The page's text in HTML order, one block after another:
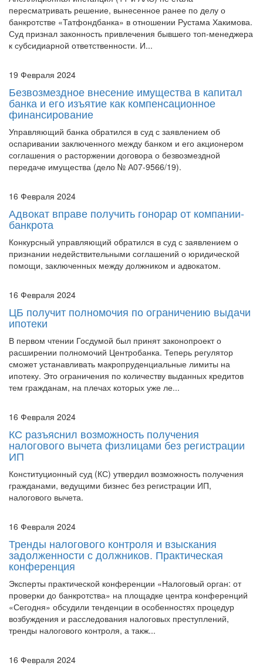
пересматривать решение, вынесенное ранее по делу о
банкротстве «Татфондбанка» в отношении Рустама Хакимова.
Суд признал законность привлечения бывшего топ-менеджера
к субсидиарной ответственности. И...
19 Февраля 2024
Безвозмездное внесение имущества в капитал
банка и его изъятие как компенсационное
финансирование
Управляющий банка обратился в суд с заявлением об
оспаривании заключенного между банком и его акционером
соглашения о расторжении договора о безвозмездной
передаче имущества (дело № А07-9566/19).
16 Февраля 2024
Адвокат вправе получить гонорар от компании-
банкрота
Конкурсный управляющий обратился в суд с заявлением о
признании недействительными соглашений о юридической
помощи, заключенных между должником и адвокатом.
16 Февраля 2024
ЦБ получит полномочия по ограничению выдачи
ипотеки
В первом чтении Госдумой был принят законопроект о
расширении полномочий Центробанка. Теперь регулятор
сможет устанавливать макропруденциальные лимиты на
ипотеку. Это ограничения по количеству выданных кредитов
тем гражданам, на плечах которых уже ле...
16 Февраля 2024
КС разъяснил возможность получения
налогового вычета физлицами без регистрации
ИП
Конституционный суд (КС) утвердил возможность получения
гражданами, ведущими бизнес без регистрации ИП,
налогового вычета.
16 Февраля 2024
Тренды налогового контроля и взыскания
задолженности с должников. Практическая
конференция
Эксперты практической конференции «Налоговый орган: от
проверки до банкротства» на площадке центра конференций
«Сегодня» обсудили тенденции в особенностях процедур
возбуждения и расследования налоговых преступлений,
тренды налогового контроля, а такж...
16 Февраля 2024